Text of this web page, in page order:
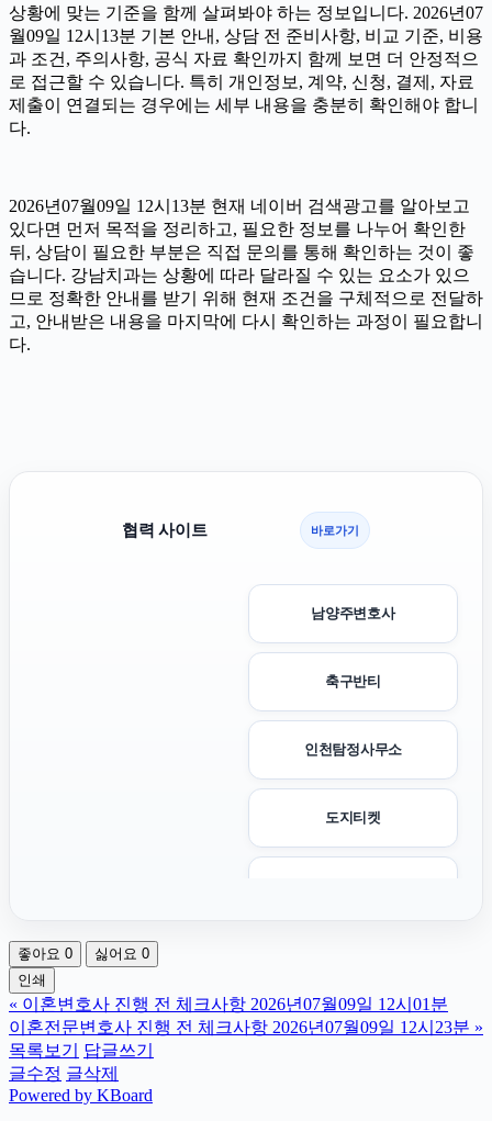
상황에 맞는 기준을 함께 살펴봐야 하는 정보입니다. 2026년07
월09일 12시13분 기본 안내, 상담 전 준비사항, 비교 기준, 비용
과 조건, 주의사항, 공식 자료 확인까지 함께 보면 더 안정적으
로 접근할 수 있습니다. 특히 개인정보, 계약, 신청, 결제, 자료
제출이 연결되는 경우에는 세부 내용을 충분히 확인해야 합니
다.
2026년07월09일 12시13분 현재 네이버 검색광고를 알아보고
있다면 먼저 목적을 정리하고, 필요한 정보를 나누어 확인한
뒤, 상담이 필요한 부분은 직접 문의를 통해 확인하는 것이 좋
습니다. 강남치과는 상황에 따라 달라질 수 있는 요소가 있으
므로 정확한 안내를 받기 위해 현재 조건을 구체적으로 전달하
고, 안내받은 내용을 마지막에 다시 확인하는 과정이 필요합니
다.
협력 사이트 바로가기
남양주변호사
축구반티
인천탐정사무소
도지티켓
마약변호사
좋아요 0 싫어요 0
인쇄
« 이혼변호사 진행 전 체크사항 2026년07월09일 12시01분
이혼전문변호사 진행 전 체크사항 2026년07월09일 12시23분 »
목록보기
답글쓰기
글수정 글삭제
Powered by KBoard